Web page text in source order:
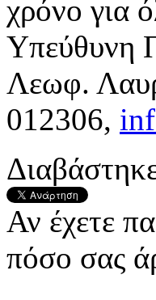
χρόνο για
Υπεύθυνη
Λεωφ.
012306,
Αν έχετε
πόσο σας